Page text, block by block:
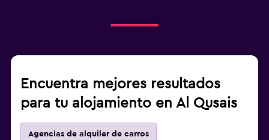
Encuentra mejores resultados
para tu alojamiento en Al Qusais
Agencias de alquiler de carros